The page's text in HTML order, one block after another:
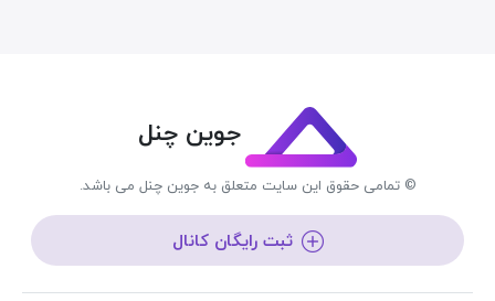
جوین چنل
© تمامی حقوق این سایت متعلق به جوین چنل می باشد.
ثبت رایگان کانال